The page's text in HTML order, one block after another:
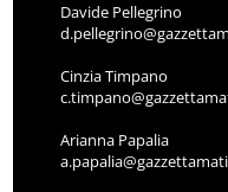
Davide Pellegrino
Cinzia Timpano
Arianna Papalia